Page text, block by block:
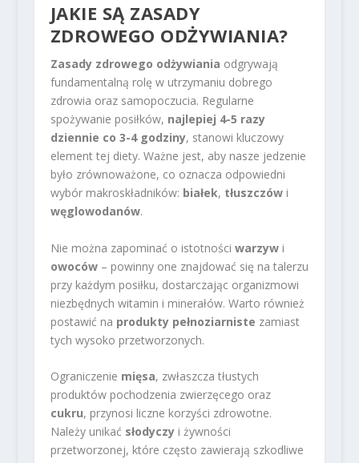
JAKIE SĄ ZASADY
ZDROWEGO ODŻYWIANIA?
Zasady zdrowego odżywiania odgrywają
fundamentalną rolę w utrzymaniu dobrego
zdrowia oraz samopoczucia. Regularne
spożywanie posiłków, najlepiej 4-5 razy
dziennie co 3-4 godziny, stanowi kluczowy
element tej diety. Ważne jest, aby nasze jedzenie
było zrównoważone, co oznacza odpowiedni
wybór makroskładników: białek, tłuszczówi
węglowodanów.
Nie można zapominać o istotności warzywi
owoców– powinny one znajdować się na talerzu
przy każdym posiłku, dostarczając organizmowi
niezbędnych witamin i minerałów. Warto również
postawić na produkty pełnoziarniste zamiast
tych wysoko przetworzonych.
Ograniczenie mięsa, zwłaszcza tłustych
produktów pochodzenia zwierzęcego oraz
cukru, przynosi liczne korzyści zdrowotne.
Należy unikać słodyczyi żywności
przetworzonej, które często zawierają szkodliwe